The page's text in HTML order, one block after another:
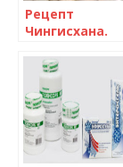
Рецепт
Чингисхана.
организма